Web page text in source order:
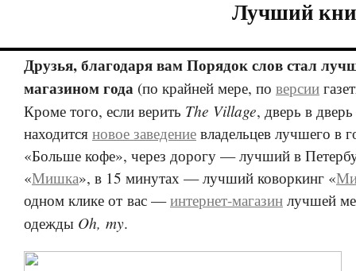
Лучший
Друзья, благодаря вам Порядок слов стал
магазином года (по крайней мере, по версии
Кроме того, если верить The Village, дверь в
находится новое заведение владельцев лучшего в
«Больше кофе», через дорогу — лучший в
«Мишка», в 15 минутах — лучший коворкинг «
одном клике от вас —интернет-магазин лучшей
одежды Oh, my.